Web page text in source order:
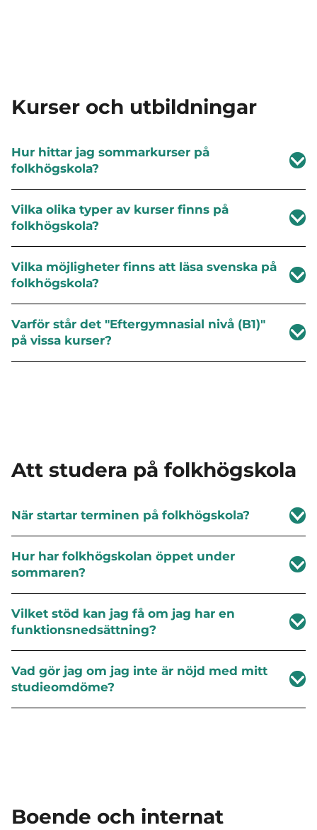
Kurser och utbildningar
Hur hittar jag sommarkurser på
folkhögskola?
Vilka olika typer av kurser finns på
folkhögskola?
Vilka möjligheter finns att läsa svenska på
folkhögskola?
Varför står det "Eftergymnasial nivå (B1)"
på vissa kurser?
Att studera på folkhögskola
När startar terminen på folkhögskola?
Hur har folkhögskolan öppet under
sommaren?
Vilket stöd kan jag få om jag har en
funktionsnedsättning?
Vad gör jag om jag inte är nöjd med mitt
studieomdöme?
Boende och internat